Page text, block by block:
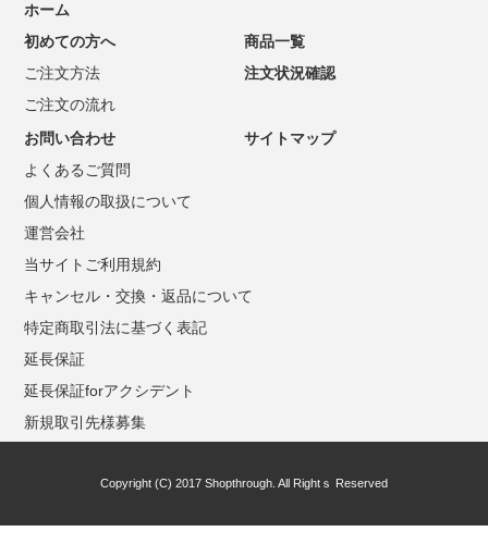
ホーム
初めての方へ
ご注文方法
ご注文の流れ
商品一覧
注文状況確認
お問い合わせ
よくあるご質問
個人情報の取扱について
サイトマップ
運営会社
当サイトご利用規約
キャンセル・交換・返品について
特定商取引法に基づく表記
延長保証
延長保証forアクシデント
新規取引先様募集
Copyright (C) 2017 Shopthrough. All Rightｓ Reserved